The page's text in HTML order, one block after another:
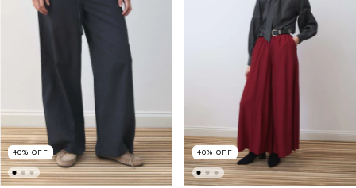
40% OFF 40% OFF